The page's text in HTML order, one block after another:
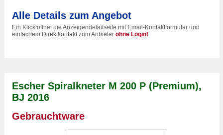
Alle Details zum Angebot
Ein Klick öffnet die Anzeigendetailseite mit Email-Kontaktformular und
einfachem Direktkontakt zum Anbieter ohne Login!
Escher Spiralkneter M 200 P (Premium),
BJ 2016
Gebrauchtware